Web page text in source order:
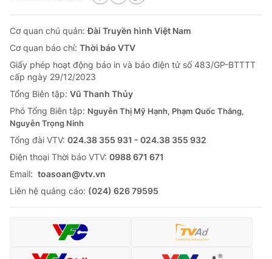
Cơ quan chủ quản:Đài Truyền hình Việt Nam
Cơ quan báo chí: Thời báo VTV
Giấy phép hoạt động báo in và báo điện tử số 483/GP-BTTTT
cấp ngày 29/12/2023
Tổng Biên tập: Vũ Thanh Thủy
Phó Tổng Biên tập: Nguyễn Thị Mỹ Hạnh, Phạm Quốc Thắng,
Nguyễn Trọng Ninh
Tổng đài VTV: 024.38 355 931 - 024.38 355 932
Ðiện thoại Thời báo VTV: 0988 671 671
Email: toasoan@vtv.vn
Liên hệ quảng cáo: (024) 626 79595